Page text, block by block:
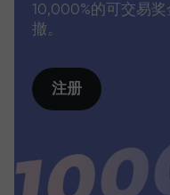
10,000%的可交易
撤。
注册